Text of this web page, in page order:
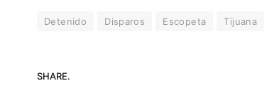
Detenido Disparos Escopeta Tijuana
SHARE.